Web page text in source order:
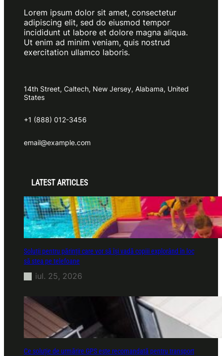
Lorem ipsum dolor sit amet, consectetur
adipiscing elit, sed do eiusmod tempor
incididunt ut labore et dolore magna aliqua.
Ut enim ad minim veniam, quis nostrud
exercitation ullamco laboris.
14th Street, Caltech, New Jersey, Alabama, United
States
+1 (888) 012-3456
email@example.com
LATEST ARTICLES
Soluții pentru părinții care vor să își vadă copiii explorând în loc
să stea pe telefoane
iul. 25, 2026
Ce soluție de urmărire GPS este recomandată pentru transport